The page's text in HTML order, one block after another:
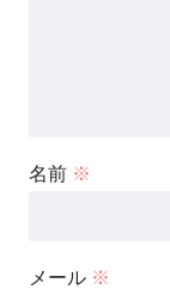
名前 ※
メール ※